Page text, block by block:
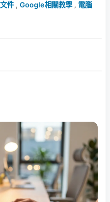
件, Google相關教學, 電腦